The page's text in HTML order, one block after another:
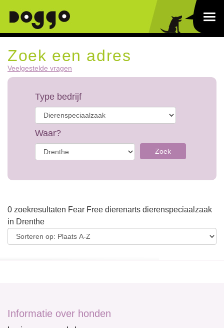
Zoek een adres
Veelgestelde vragen
Type bedrijf
Waar?
Zoek
0 zoekresultaten Fear Free dierenarts dierenspeciaalzaak
in Drenthe
Informatie over honden